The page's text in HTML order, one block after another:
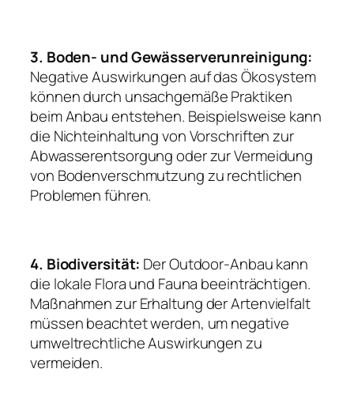
3. Boden- und Gewässerverunreinigung:
Negative Auswirkungen auf das Ökosystem
können durch unsachgemäße Praktiken
beim Anbau entstehen. Beispielsweise kann
die Nichteinhaltung von Vorschriften zur
Abwasserentsorgung oder zur Vermeidung
von Bodenverschmutzung zu rechtlichen
Problemen führen.
4. Biodiversität: Der Outdoor-Anbau kann
die lokale Flora und Fauna beeinträchtigen.
Maßnahmen zur Erhaltung der Artenvielfalt
müssen beachtet werden, um negative
umweltrechtliche Auswirkungen zu
vermeiden.